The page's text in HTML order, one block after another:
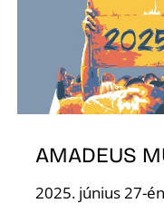
AMADEUS
2025. június 27-én